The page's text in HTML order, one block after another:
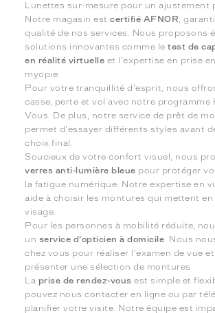
Lunettes sur-mesure pour un ajustement
Notre magasin estcertifié AFNOR,
qualité de nos services. Nous proposons
solutions innovantes comme letest de
en réalité virtuelle et l'expertise en prise
myopie.
Pour votre tranquillité d'esprit, nous
casse, perte et vol avec notre programme
Vous. De plus, notre service de prêt de
permet d'essayer différents styles avant
choix final.
Soucieux de votre confort visuel, nous
verres anti-lumière bleue pour protéger
la fatigue numérique. Notre expertise en
aide à choisir les montures qui mettent
visage.
Pour les personnes à mobilité réduite,
un service d'opticien à domicile. Nous
chez vous pour réaliser l'examen de vue
présenter une sélection de montures.
La prise de rendez-vous est simple et
pouvez nous contacter en ligne ou par
planifier votre visite. Notre équipe est